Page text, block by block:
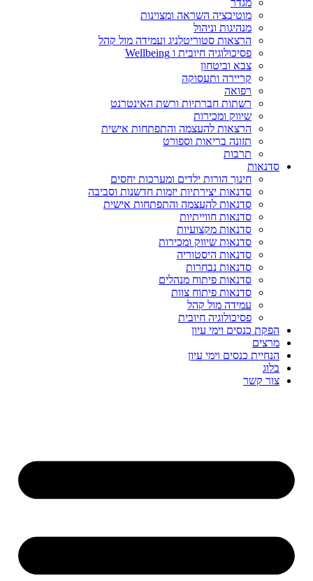
מגדר
מוטיבציה השראה ומצוינות
מנהיגות וניהול
הרצאות סטוריטלניג ועמידה מול קהל
פסיכולוגיה חיובית ו Wellbeing
צבא וביטחון
קריירה ותעסוקה
רפואה
רשתות חברתיות ורשת האינטרנט
שיווק ומכירות
הרצאות להעצמה והתפתחות אישית
תזונה בריאות וספורט
תרבות
סדנאות
חינוך הורות ילדים ומערכות יחסים
סדנאות יצירתיות יזמות חדשנות וסביבה
סדנאות להעצמה והתפתחות אישית
סדנאות חווייתיות
סדנאות מקצועיות
סדנאות שיווק ומכירות
סדנאות היסטוריה
סדנאות נבחרות
סדנאות פיתוח מנהלים
סדנאות פיתוח צוות
עמידה מול קהל
פסיכולוגיה חיובית
הפקת כנסים וימי עיון
מרצים
הנחיית כנסים וימי עיון
בלוג
צור קשר